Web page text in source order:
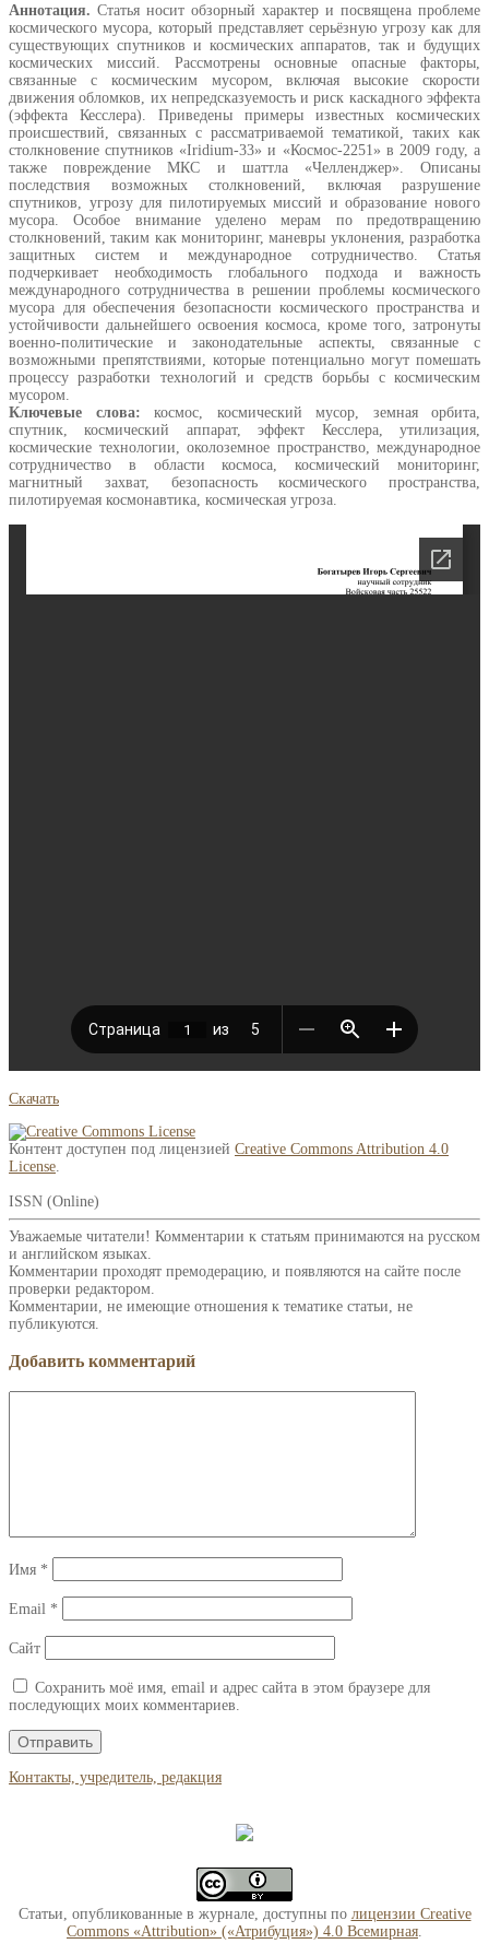
Аннотация. Статья носит обзорный характер и посвящена проблеме
космического мусора, который представляет серьёзную угрозу как для
существующих спутников и космических аппаратов, так и будущих
космических миссий. Рассмотрены основные опасные факторы,
связанные с космическим мусором, включая высокие скорости
движения обломков, их непредсказуемость и риск каскадного эффекта
(эффекта Кесслера). Приведены примеры известных космических
происшествий, связанных с рассматриваемой тематикой, таких как
столкновение спутников «Iridium-33» и «Космос-2251» в 2009 году, а
также повреждение МКС и шаттла «Челленджер». Описаны
последствия возможных столкновений, включая разрушение
спутников, угрозу для пилотируемых миссий и образование нового
мусора. Особое внимание уделено мерам по предотвращению
столкновений, таким как мониторинг, маневры уклонения, разработка
защитных систем и международное сотрудничество. Статья
подчеркивает необходимость глобального подхода и важность
международного сотрудничества в решении проблемы космического
мусора для обеспечения безопасности космического пространства и
устойчивости дальнейшего освоения космоса, кроме того, затронуты
военно-политические и законодательные аспекты, связанные с
возможными препятствиями, которые потенциально могут помешать
процессу разработки технологий и средств борьбы с космическим
мусором.
Ключевые слова: космос, космический мусор, земная орбита,
спутник, космический аппарат, эффект Кесслера, утилизация,
космические технологии, околоземное пространство, международное
сотрудничество в области космоса, космический мониторинг,
магнитный захват, безопасность космического пространства,
пилотируемая космонавтика, космическая угроза.
Скачать
Контент доступен под лицензией Creative Commons Attribution 4.0
License
ISSN (Online)
Уважаемые читатели! Комментарии к статьям принимаются на русском
и английском языках.
Комментарии проходят премодерацию, и появляются на сайте после
проверки редактором.
Комментарии, не имеющие отношения к тематике статьи, не
публикуются.
Добавить комментарий
Имя *
Email *
Сайт
Сохранить моё имя, email и адрес сайта в этом браузере для
последующих моих комментариев.
Контакты, учредитель, редакция
Статьи, опубликованные в журнале, доступны по лицензии Creative
Commons «Attribution» («Атрибуция») 4.0 Всемирная